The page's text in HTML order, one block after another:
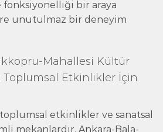
fonksiyonelliği bir araya
unutulmaz bir deneyim
Mahallesi Kültür
Toplumsal Etkinlikler İçin
etkinlikler ve sanatsal
mekanlardır. Ankara-Bala-